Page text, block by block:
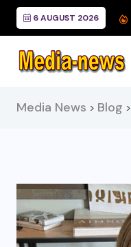
6 AUGUST 2026
Media News > Blog >